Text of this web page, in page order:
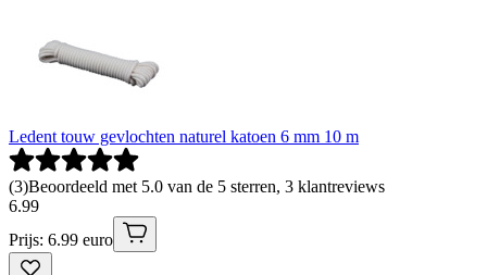
Ledent touw gevlochten naturel katoen 6 mm 10 m
(3)Beoordeeld met 5.0 van de 5 sterren, 3 klantreviews
6.99
Prijs: 6.99 euro